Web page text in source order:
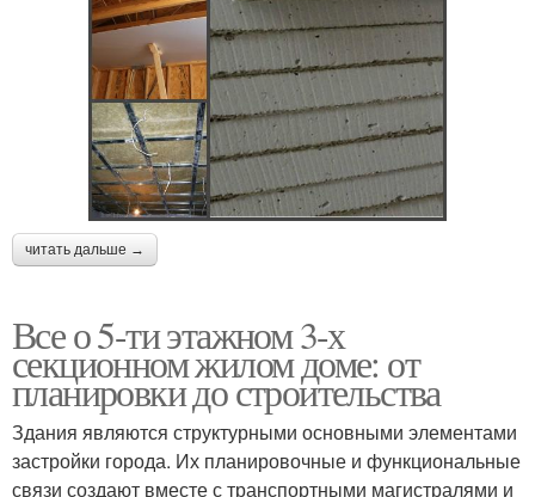
читать дальше →
Все о 5-ти этажном 3-х
секционном жилом доме: от
планировки до строительства
Здания являются структурными основными элементами
застройки города. Их планировочные и функциональные
связи создают вместе с транспортными магистралями и